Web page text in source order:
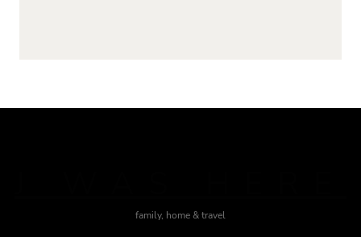
family, home & travel